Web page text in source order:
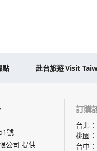
點 赴台旅遊 Visit
訂購
台北 ：
桃園 ：
台中 ：
號
公司 提供